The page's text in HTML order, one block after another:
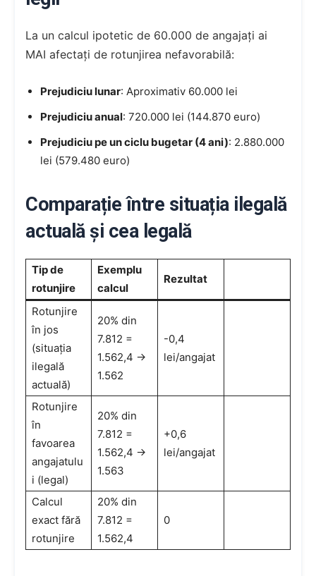
La un calcul ipotetic de 60.000 de angajați ai
MAI afectați de rotunjirea nefavorabilă:
Prejudiciu lunar: Aproximativ 60.000 lei
Prejudiciu anual: 720.000 lei (144.870 euro)
Prejudiciu pe un ciclu bugetar (4 ani): 2.880.000
lei (579.480 euro)
Comparație între situația ilegală
actuală și cea legală
Tip de
rotunjire
Exemplu
calcul
Rezultat
Rotunjire
în jos
(situația
ilegală
actuală)
20% din
7.812 =
1.562,4 →
1.562
-0,4
lei/angajat
Rotunjire
în
favoarea
angajatulu
i (legal)
20% din
7.812 =
1.562,4 →
1.563
+0,6
lei/angajat
Calcul
exact fără
rotunjire
20% din
7.812 =
1.562,4
0